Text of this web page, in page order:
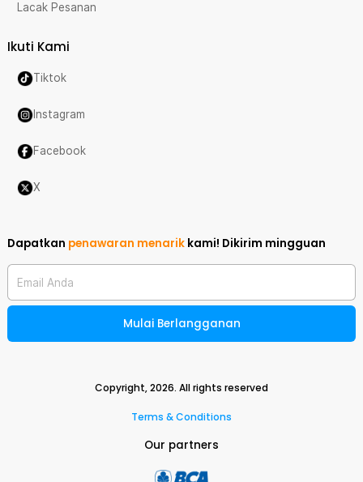
Lacak Pesanan
Ikuti Kami
Tiktok
Instagram
Facebook
X
Dapatkan penawaran menarik kami! Dikirim mingguan
Email Anda
Mulai Berlangganan
Copyright,2026. All rights reserved
Terms & Conditions
Our partners